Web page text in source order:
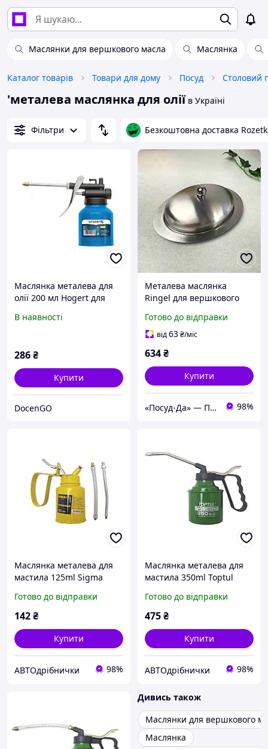
Маслянки для вершкового масла Маслянка
Каталог товарів Товари для дому Посуд Столовий
'металева маслянка для оліїв Україні
Фільтри Безкоштовна доставка
Маслянка металева для
олії 200 мл Hogert для
(HT8G930)
В наявності
286₴
Купити
DocenGO
Металева маслянка
Ringel для вершкового
Австрія
Готово до відправки
від63₴/міс
634₴
Купити
«Посуд-Да» — Посуд, Подарунки, Товари для дому 98%
Маслянка металева для
мастила 125ml Sigma
Готово до відправки
142₴
Купити
АВТОдрібнички 98%
Маслянка металева для
мастила 350ml Toptul
Готово до відправки
475₴
Купити
АВТОдрібнички 98%
Дивись також
Маслянки для вершкового
Маслянка